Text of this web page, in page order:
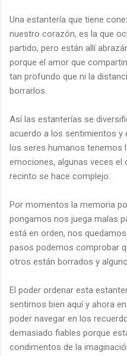
Una estantería que tiene
nuestro corazón, es la que
partido, pero están allí
porque el amor que
tan profundo que ni la
borrarlos.
Así las estanterías se
acuerdo a los sentimientos y
los seres humanos tenemos
emociones, algunas veces el
recinto se hace complejo.
Por momentos la memoria
pongamos nos juega malas
está en orden, nos
pasos podemos comprobar
otros están borrados y
El poder ordenar esta
sentirnos bien aquí y ahora
poder navegar en los
demasiado fiables porque
condimentos de la